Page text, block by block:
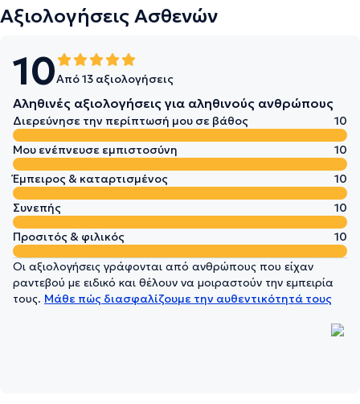
Αξιολογήσεις Ασθενών
10Από 13 αξιολογήσεις
Αληθινές αξιολογήσεις για αληθινούς ανθρώπους
Διερεύνησε την περίπτωσή μου σε βάθος
10
Μου ενέπνευσε εμπιστοσύνη
10
Έμπειρος & καταρτισμένος
10
Συνεπής
10
Προσιτός & φιλικός
10
Οι αξιολογήσεις γράφονται από ανθρώπους που είχαν
ραντεβού με ειδικό και θέλουν να μοιραστούν την εμπειρία
τους. Μάθε πώς διασφαλίζουμε την αυθεντικότητά τους